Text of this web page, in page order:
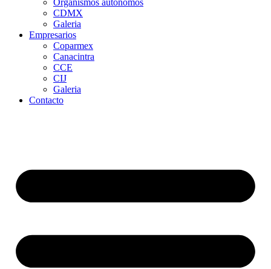
CDMX
Galeria
Empresarios
Coparmex
Canacintra
CCE
CIJ
Galeria
Contacto